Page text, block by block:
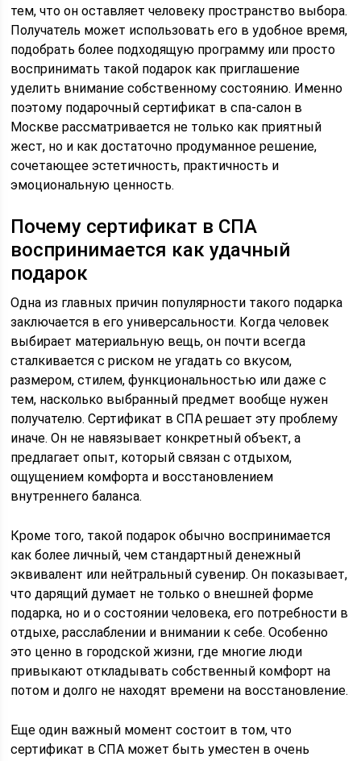
тем, что он оставляет человеку пространство выбора.
Получатель может использовать его в удобное время,
подобрать более подходящую программу или просто
воспринимать такой подарок как приглашение
уделить внимание собственному состоянию. Именно
поэтому подарочный сертификат в спа-салон в
Москве рассматривается не только как приятный
жест, но и как достаточно продуманное решение,
сочетающее эстетичность, практичность и
эмоциональную ценность.
Почему сертификат в СПА
воспринимается как удачный
подарок
Одна из главных причин популярности такого подарка
заключается в его универсальности. Когда человек
выбирает материальную вещь, он почти всегда
сталкивается с риском не угадать со вкусом,
размером, стилем, функциональностью или даже с
тем, насколько выбранный предмет вообще нужен
получателю. Сертификат в СПА решает эту проблему
иначе. Он не навязывает конкретный объект, а
предлагает опыт, который связан с отдыхом,
ощущением комфорта и восстановлением
внутреннего баланса.
Кроме того, такой подарок обычно воспринимается
как более личный, чем стандартный денежный
эквивалент или нейтральный сувенир. Он показывает,
что дарящий думает не только о внешней форме
подарка, но и о состоянии человека, его потребности в
отдыхе, расслаблении и внимании к себе. Особенно
это ценно в городской жизни, где многие люди
привыкают откладывать собственный комфорт на
потом и долго не находят времени на восстановление.
Еще один важный момент состоит в том, что
сертификат в СПА может быть уместен в очень